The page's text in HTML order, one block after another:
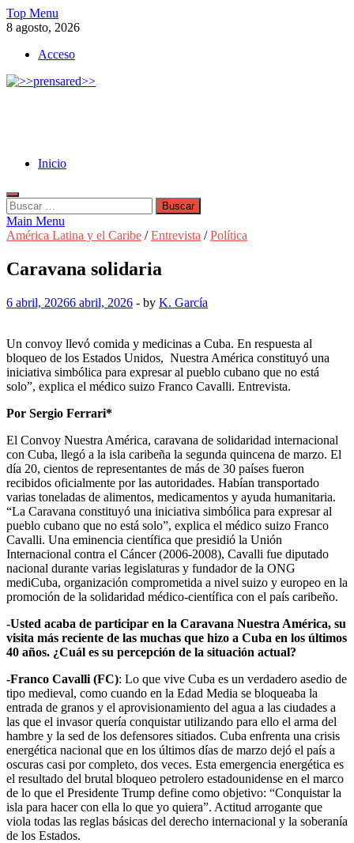
Skip
to
Top Menu
8 agosto, 2026
Acceso
Inicio
Buscar:
Main Menu
América Latina y el Caribe /Entrevista /Política
Caravana solidaria
6 abril, 20266 abril, 2026 - by K. García
Un convoy llevó comida y medicinas a Cuba. En respuesta al
bloqueo de los Estados Unidos, Nuestra América constituyó una
iniciativa simbólica para expresar al pueblo cubano que no está
solo”, explica el médico suizo Franco Cavalli. Entrevista.
Por Sergio Ferrari*
El Convoy Nuestra América, caravana de solidaridad internacional
con Cuba, llegó a la isla caribeña la segunda quincena de marzo. El
día 20, cientos de representantes de más de 30 países fueron
recibidos oficialmente por las autoridades. Habían transportado
varias toneladas de alimentos, medicamentos y ayuda humanitaria.
“La Caravana constituyó una iniciativa simbólica para expresar al
pueblo cubano que no está solo”, explica el médico suizo Franco
Cavalli. Una eminencia científica que presidió la Unión
Internacional contra el Cáncer (2006-2008), Cavalli fue diputado
nacional durante varias legislaturas y fundador de la ONG
mediCuba, organización comprometida a nivel suizo y europeo en la
promoción de la solidaridad médico-científica con el país caribeño.
-Usted acaba de participar en la Caravana Nuestra América, su
visita más reciente de las muchas que hizo a Cuba en los últimos
40 años. ¿Cuál es su percepción de la situación actual?
-Franco Cavalli (FC): Lo que vive Cuba es un verdadero asedio de
tipo medieval, como cuando en la Edad Media se bloqueaba la
entrada de granos y el aprovisionamiento del agua a las ciudades a
las que el invasor quería conquistar utilizando para ello el arma del
hambre y la sed de los defensores sitiados. Cuba enfrenta una crisis
energética nacional que en los últimos días de marzo dejó el país a
oscuras casi por completo, dos veces. Esta emergencia energética es
el resultado del brutal bloqueo petrolero estadounidense en el marco
de lo que el Presidente Trump define como objetivo: “Conquistar la
isla para hacer con ella lo que yo quiera”. Actitud arrogante que
viola todas las reglas básicas del derecho internacional y la soberanía
de los Estados.